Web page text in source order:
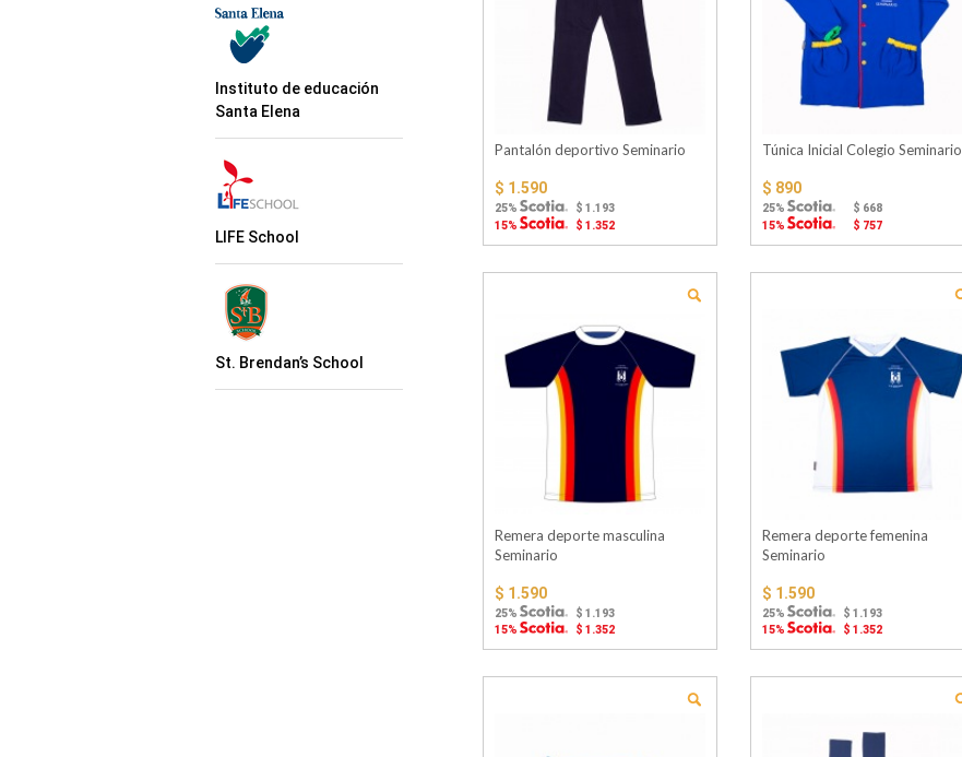
Instituto de educación
Santa Elena
LIFE School
St. Brendan’s School
Pantalón deportivo Seminario
$ 1.590
25%
$ 1.193
15%
$ 1.352
Túnica Inicial Colegio Seminario
$ 890
25%
$ 668
15%
$ 757
Remera deporte masculina
Seminario
$ 1.590
25%
$ 1.193
15%
$ 1.352
Remera deporte femenina
Seminario
$ 1.590
25%
$ 1.193
15%
$ 1.352